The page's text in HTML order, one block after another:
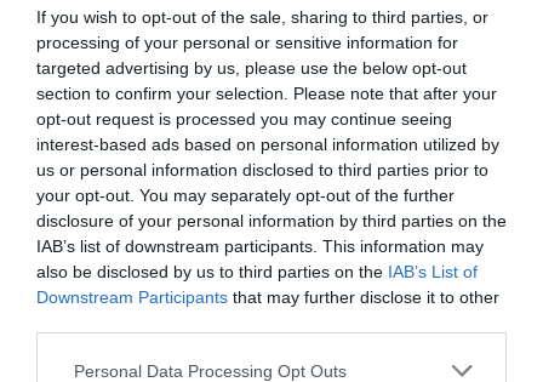
If you wish to opt-out of the sale, sharing to third parties, or
processing of your personal or sensitive information for
targeted advertising by us, please use the below opt-out
section to confirm your selection. Please note that after your
opt-out request is processed you may continue seeing
interest-based ads based on personal information utilized by
us or personal information disclosed to third parties prior to
your opt-out. You may separately opt-out of the further
disclosure of your personal information by third parties on the
IAB’s list of downstream participants. This information may
also be disclosed by us to third parties on the IAB’s List of
Downstream Participants that may further disclose it to other
Personal Data Processing Opt Outs
que estableix la conveniència que els impostos es
determinin segons les possibilitats de pagament
de cada contribuent, hem de parlar delprincipi
de capacitat contributiva , i no delprincipi de
capacitat de pagamentni delprincipi de
capacitat econòmica. Ens tornem a trobar
davant de dues formes poc precises que, pels
mateixos motius, s’usen de manera errònia.
Podeu consultar aquests termes i molts d’altres
que hi estan relacionats a laNeoloteca
i al portal